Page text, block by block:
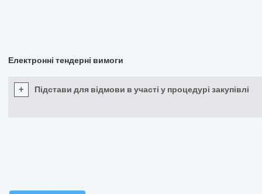
Електронні тендерні вимоги
+ Підстави для відмови в участі у процедурі закупівлі